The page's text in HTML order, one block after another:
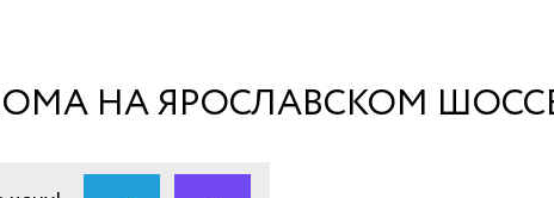
НА ЯРОСЛАВСКОМ